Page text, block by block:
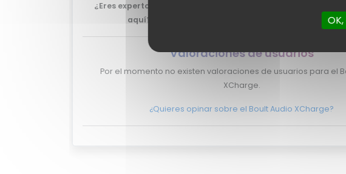
¿Eres experto y quieres que tu review del Boult Audio
aquí?
contacto con
Valoraciones de usuarios
Por el momento no existen valoraciones de usuarios para el
XCharge.
¿Quieres opinar sobre el Boult Audio XCharge?